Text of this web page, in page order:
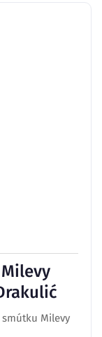
smútku Milevy